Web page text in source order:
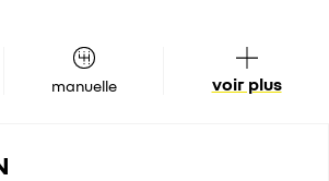
manuelle voir plus